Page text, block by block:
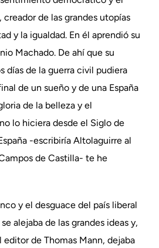
de las grandes utopías
y la igualdad. En él aprendió su
Machado. De ahí que su
días de la guerra civil pudiera
de un sueño y de una España
de la belleza y el
lo hiciera desde el Siglo de
-escribiría Altolaguirre al
de Castilla- te he
y el desguace del país liberal
alejaba de las grandes ideas y,
editor de Thomas Mann, dejaba